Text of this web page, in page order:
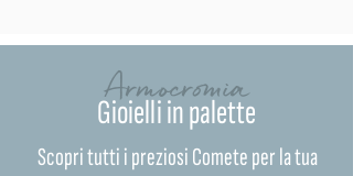
Armocromia
Gioielli in palette
Scopri tutti i preziosi Comete per la tua